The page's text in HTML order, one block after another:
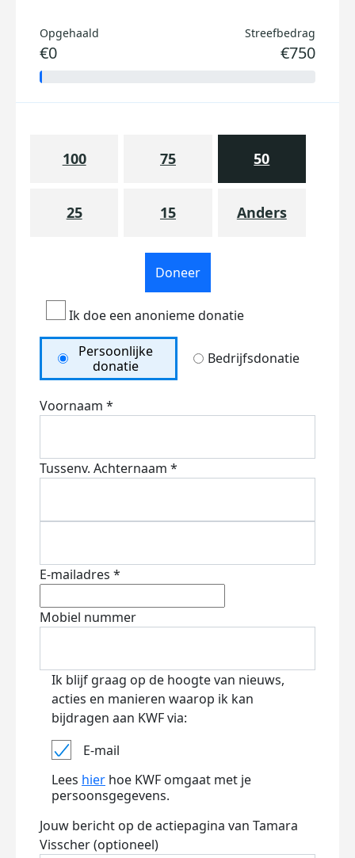
Opgehaald
€0
Streefbedrag
€750
100 75 50
25 15 Anders
Doneer
Ik doe een anonieme donatie
Persoonlijke
donatie
Bedrijfsdonatie
Voornaam *
Tussenv. Achternaam *
E-mailadres *
Mobiel nummer
Ik blijf graag op de hoogte van nieuws,
acties en manieren waarop ik kan
bijdragen aan KWF via:
E-mail
Lees hier hoe KWF omgaat met je
persoonsgegevens.
Jouw bericht op de actiepagina van Tamara
Visscher (optioneel)